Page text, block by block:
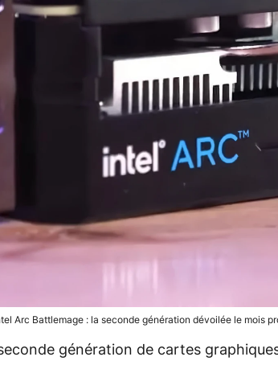
Arc Battlemage : la seconde génération dévoilée le mois
génération de cartes